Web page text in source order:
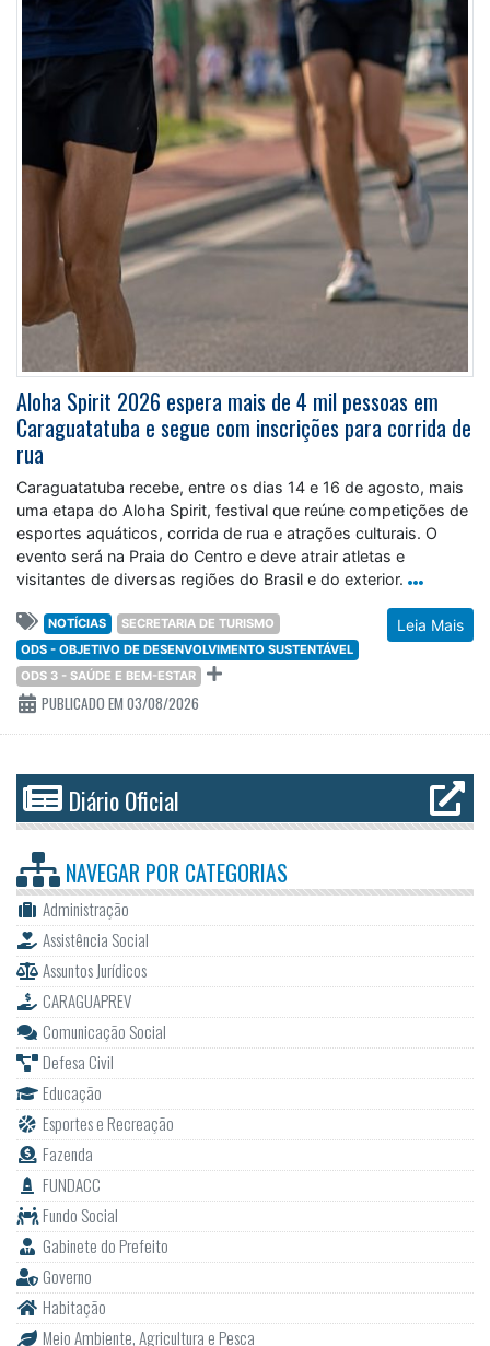
Aloha Spirit 2026 espera mais de 4 mil pessoas em
Caraguatatuba e segue com inscrições para corrida de
rua
Caraguatatuba recebe, entre os dias 14 e 16 de agosto, mais
uma etapa do Aloha Spirit, festival que reúne competições de
esportes aquáticos, corrida de rua e atrações culturais. O
evento será na Praia do Centro e deve atrair atletas e
visitantes de diversas regiões do Brasil e do exterior.
Leia Mais
NOTÍCIAS
SECRETARIA DE TURISMO
ODS - OBJETIVO DE DESENVOLVIMENTO SUSTENTÁVEL
ODS 3 - SAÚDE E BEM-ESTAR
PUBLICADO EM 03/08/2026
Diário Oficial
NAVEGAR POR CATEGORIAS
Administração
Assistência Social
Assuntos Jurídicos
CARAGUAPREV
Comunicação Social
Defesa Civil
Educação
Esportes e Recreação
Fazenda
FUNDACC
Fundo Social
Gabinete do Prefeito
Governo
Habitação
Meio Ambiente, Agricultura e Pesca